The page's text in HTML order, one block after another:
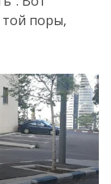
той поры,